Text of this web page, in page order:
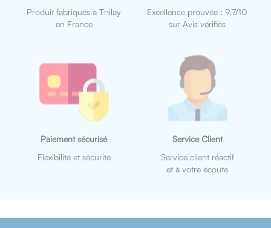
Produit fabriqués à Thilay
en France
Excellence prouvée : 9.7/10
sur Avis vérifiés
Paiement sécurisé
Flexibilité et sécurité
Service Client
Service client réactif
et à votre écoute